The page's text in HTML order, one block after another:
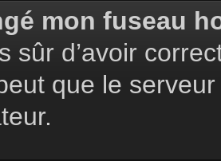
mon fuseau
sûr d’avoir
que le